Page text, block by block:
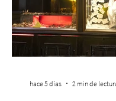
hace 5 días 2 min de